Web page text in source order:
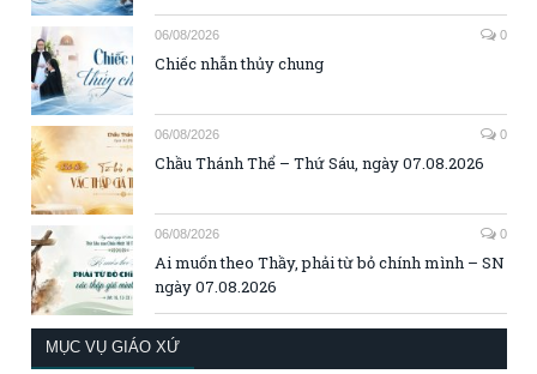
06/08/2026 0
Chiếc nhẫn thủy chung
06/08/2026 0
Chầu Thánh Thể – Thứ Sáu, ngày 07.08.2026
06/08/2026 0
Ai muốn theo Thầy, phải từ bỏ chính mình – SN
ngày 07.08.2026
MỤC VỤ GIÁO XỨ